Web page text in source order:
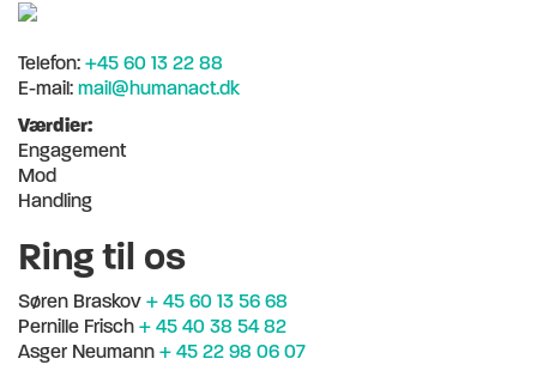
Telefon: +45 60 13 22 88
E-mail: mail@humanact.dk
Værdier:
Engagement
Mod
Handling
Ring til os
Søren Braskov + 45 60 13 56 68
Pernille Frisch + 45 40 38 54 82
Asger Neumann + 45 22 98 06 07